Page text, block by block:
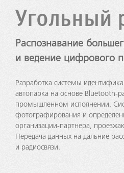
Угольный
Распознавание
и ведение цифрового
Разработка системы
автопарка на основе Bluetooth-
промышленном исполнении.
фотографирования и
организации-партнера,
Передача данных на дальние
и радиосвязи.